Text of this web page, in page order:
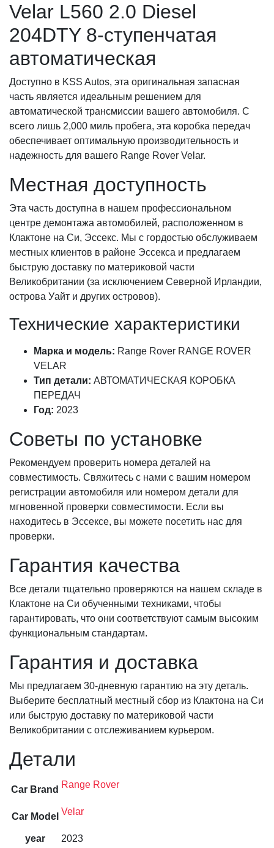
Velar L560 2.0 Diesel
204DTY 8-ступенчатая
автоматическая
Доступно в KSS Autos, эта оригинальная запасная
часть является идеальным решением для
автоматической трансмиссии вашего автомобиля. С
всего лишь 2,000 миль пробега, эта коробка передач
обеспечивает оптимальную производительность и
надежность для вашего Range Rover Velar.
Местная доступность
Эта часть доступна в нашем профессиональном
центре демонтажа автомобилей, расположенном в
Клактоне на Си, Эссекс. Мы с гордостью обслуживаем
местных клиентов в районе Эссекса и предлагаем
быструю доставку по материковой части
Великобритании (за исключением Северной Ирландии,
острова Уайт и других островов).
Технические характеристики
Марка и модель: Range Rover RANGE ROVER
VELAR
Тип детали: АВТОМАТИЧЕСКАЯ КОРОБКА
ПЕРЕДАЧ
Год: 2023
Советы по установке
Рекомендуем проверить номера деталей на
совместимость. Свяжитесь с нами с вашим номером
регистрации автомобиля или номером детали для
мгновенной проверки совместимости. Если вы
находитесь в Эссексе, вы можете посетить нас для
проверки.
Гарантия качества
Все детали тщательно проверяются на нашем складе в
Клактоне на Си обученными техниками, чтобы
гарантировать, что они соответствуют самым высоким
функциональным стандартам.
Гарантия и доставка
Мы предлагаем 30-дневную гарантию на эту деталь.
Выберите бесплатный местный сбор из Клактона на Си
или быструю доставку по материковой части
Великобритании с отслеживанием курьером.
Детали
Car Brand Range Rover
Car Model Velar
year 2023